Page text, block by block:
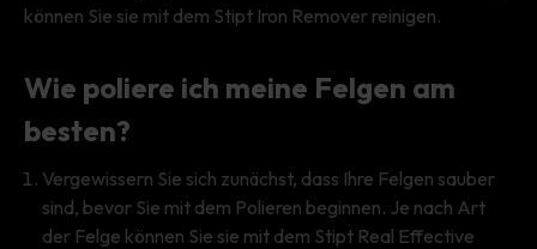
können Sie sie mit dem Stipt Iron Remover reinigen.
Wie poliere ich meine Felgen am
besten?
Vergewissern Sie sich zunächst, dass Ihre Felgen sauber
sind, bevor Sie mit dem Polieren beginnen. Je nach Art
der Felge können Sie sie mit dem Stipt Real Effective